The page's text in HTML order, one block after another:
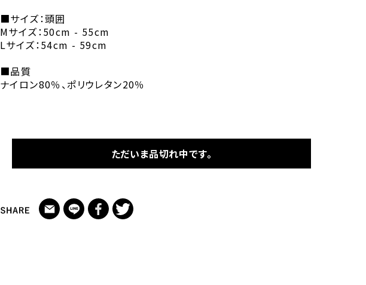
■サイズ：頭囲
Mサイズ：50cm - 55cm
Lサイズ：54cm - 59cm
■品質
ナイロン80％、ポリウレタン20％
ただいま品切れ中です。